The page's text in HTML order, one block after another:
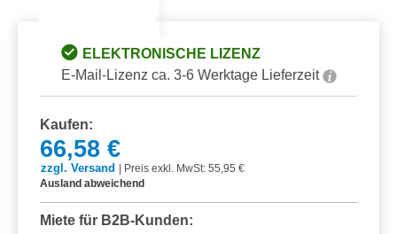
ELEKTRONISCHE LIZENZ
E-Mail-Lizenz ca. 3-6 Werktage Lieferzeit
Kaufen:
66,58 €
zzgl. Versand
Preis exkl. MwSt: 55,95 €
Ausland abweichend
Miete für B2B-Kunden: